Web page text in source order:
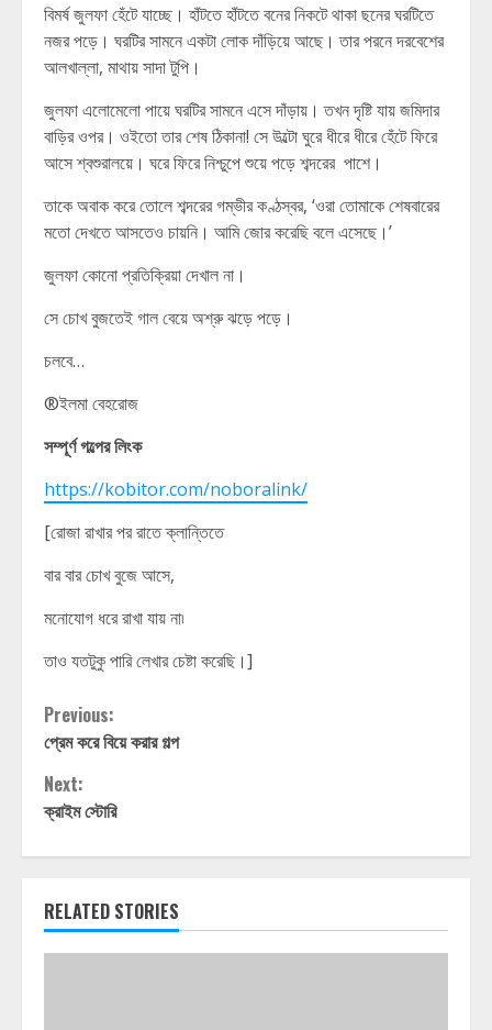
বিমর্ষ জুলফা হেঁটে যাচ্ছে। হাঁটতে হাঁটতে বনের নিকটে থাকা ছনের ঘরটিতে
নজর পড়ে। ঘরটির সামনে একটা লোক দাঁড়িয়ে আছে। তার পরনে দরবেশের
আলখাল্লা, মাথায় সাদা টুপি।
জুলফা এলোমেলো পায়ে ঘরটির সামনে এসে দাঁড়ায়। তখন দৃষ্টি যায় জমিদার
বাড়ির ওপর। ওইতো তার শেষ ঠিকানা! সে উল্টো ঘুরে ধীরে ধীরে হেঁটে ফিরে
আসে শ্বশুরালয়ে। ঘরে ফিরে নিশ্চুপে শুয়ে পড়ে শব্দরের পাশে।
তাকে অবাক করে তোলে শব্দরের গম্ভীর কণ্ঠস্বর, ‘ওরা তোমাকে শেষবারের
মতো দেখতে আসতেও চায়নি। আমি জোর করেছি বলে এসেছে।’
জুলফা কোনো প্রতিক্রিয়া দেখাল না।
সে চোখ বুজতেই গাল বেয়ে অশ্রু ঝড়ে পড়ে।
চলবে…
®ইলমা বেহরোজ
সম্পূর্ণ গল্পের লিংক
https://kobitor.com/noboralink/
[রোজা রাখার পর রাতে ক্লান্তিতে
বার বার চোখ বুজে আসে,
মনোযোগ ধরে রাখা যায় না৷
তাও যতটুকু পারি লেখার চেষ্টা করেছি।]
Continue
Reading
Previous:
প্রেম করে বিয়ে করার গল্প
Next:
ক্রাইম স্টোরি
RELATED STORIES